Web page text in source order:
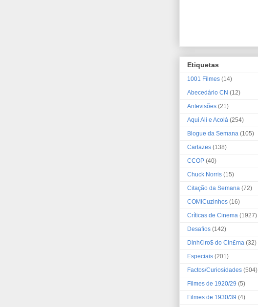
Etiquetas
1001 Filmes (14)
Abecedário CN (12)
Antevisões (21)
Aqui Ali e Acolá (254)
Blogue da Semana (105)
Cartazes (138)
CCOP (40)
Chuck Norris (15)
Citação da Semana (72)
COMICuzinhos (16)
Críticas de Cinema (1927)
Desafios (142)
Dinh€iro$ do Cin£ma (32)
Especiais (201)
Factos/Curiosidades (504)
Filmes de 1920/29 (5)
Filmes de 1930/39 (4)